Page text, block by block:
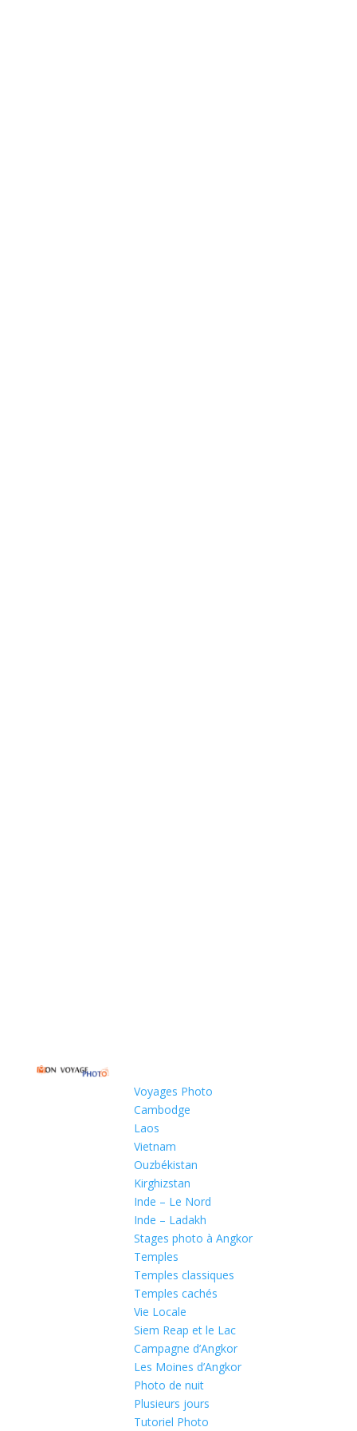
Voyages Photo
Cambodge
Laos
Vietnam
Ouzbékistan
Kirghizstan
Inde – Le Nord
Inde – Ladakh
Stages photo à Angkor
Temples
Temples classiques
Temples cachés
Vie Locale
Siem Reap et le Lac
Campagne d’Angkor
Les Moines d’Angkor
Photo de nuit
Plusieurs jours
Tutoriel Photo